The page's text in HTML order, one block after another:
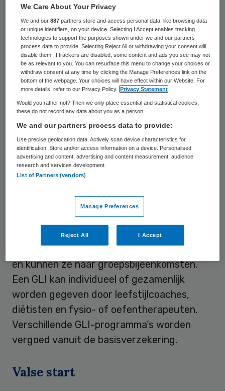
Foto: SUPERMAO/stock.adobe.com
een programma voor mensen met
overgewicht of (zware) obesitas. In een
dergelijk programma, dat twee jaar duurt,
krijgen deelnemers individuele begeleiding
en kunnen ze naar groepsbijeenkomsten.
Een GLI kan individueel of gezamenlijk
worden gegeven door leefstijlcoaches,
diëtisten en fysio- of oefentherapeuten.
Verschillende GLI-programma’s worden
vergoed vanuit de basisverzekering.
Valse start
We Care About Your Privacy
We and our887 partners store and access personal data, like browsing data
or unique identifiers, on your device. Selecting I Accept enables tracking
technologies to support the purposes shown under we and our partners
process data to provide. Selecting Reject All or withdrawing your consent will
disable them. If trackers are disabled, some content and ads you see may not
be as relevant to you. You can resurface this menu to change your choices or
withdraw consent at any time by clicking the Manage Preferences link on the
bottom of the webpage. Your choices will have effect within our Website. For
more details, refer to our Privacy Policy.
Privacy Statement
Would you rather not? Then we only place essential and statistical cookies,
these do not record any data about you as a person
We and our partners process data to provide:
Use precise geolocation data. Actively scan device characteristics for
identification. Store and/or access information on a device. Personalised
advertising and content, advertising and content measurement, audience
research and services development.
List of Partners (vendors)
Manage Preferences
Reject All I Accept